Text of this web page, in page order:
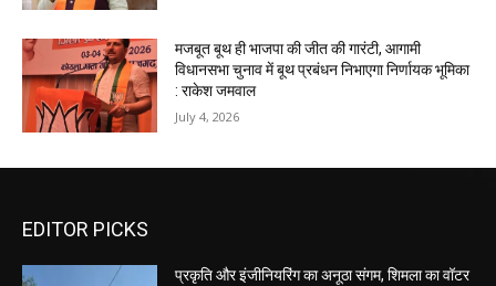
मजबूत बूथ ही भाजपा की जीत की गारंटी, आगामी
विधानसभा चुनाव में बूथ प्रबंधन निभाएगा निर्णायक भूमिका
: राकेश जमवाल
July 4, 2026
EDITOR PICKS
प्रकृति और इंजीनियरिंग का अनूठा संगम, शिमला का वॉटर